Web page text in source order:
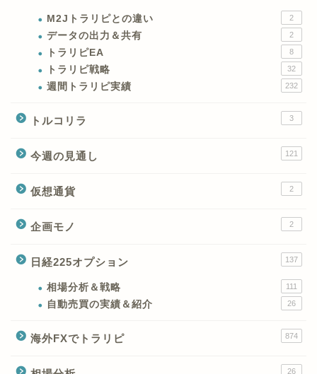
M2Jトラリピとの違い 2
データの出力＆共有 2
トラリピEA 8
トラリピ戦略 32
週間トラリピ実績 232
トルコリラ 3
今週の見通し 121
仮想通貨 2
企画モノ 2
日経225オプション 137
相場分析＆戦略 111
自動売買の実績＆紹介 26
海外FXでトラリピ 874
26